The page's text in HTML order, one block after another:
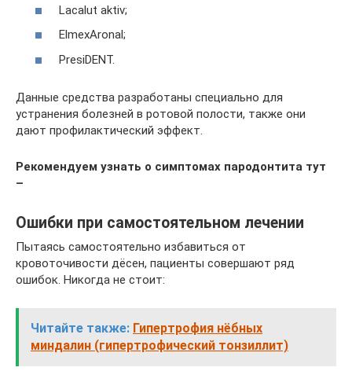
Lacalut aktiv;
ElmexAronal;
PresiDENT.
Данные средства разработаны специально для
устранения болезней в ротовой полости, также они
дают профилактический эффект.
Рекомендуем узнать о симптомах пародонтита тут
–
Ошибки при самостоятельном лечении
Пытаясь самостоятельно избавиться от
кровоточивости дёсен, пациенты совершают ряд
ошибок. Никогда не стоит:
Читайте также: Гипертрофия нёбных
миндалин (гипертрофический тонзиллит)